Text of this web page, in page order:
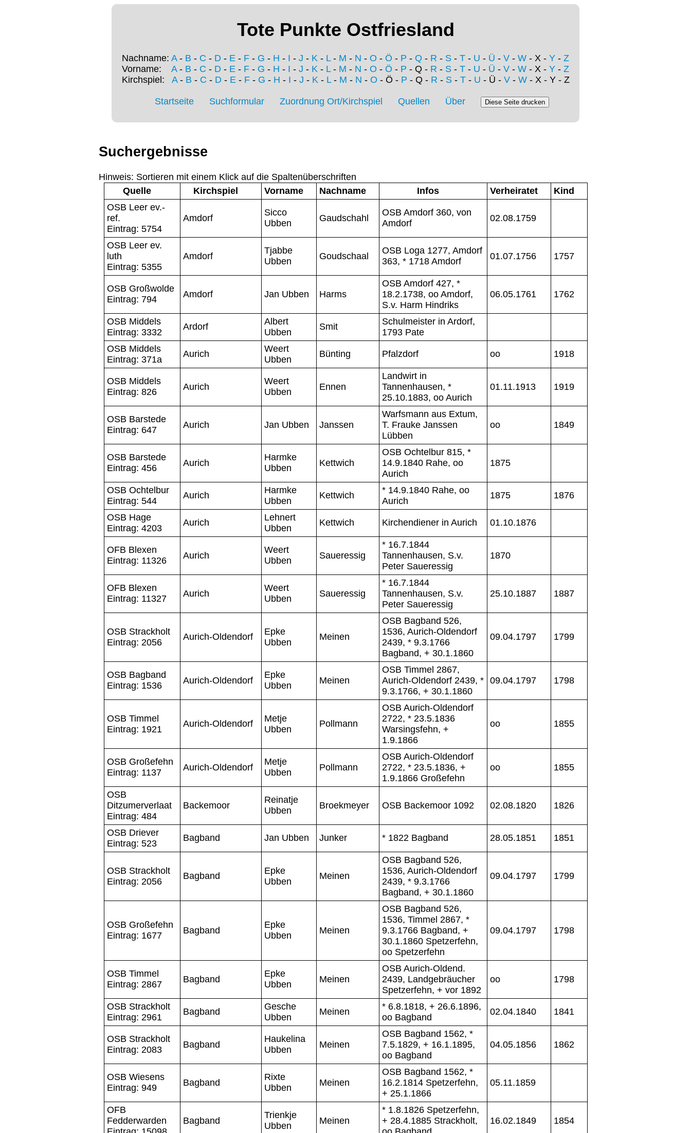
Tote Punkte Ostfriesland
Nachname: A- B - C - D - E - F - G - H - I - J - K - L- M - N - O - Ö - P - Q - R - S - T - U - Ü - V - W - X - Y - Z
Vorname: A- B - C - D - E - F - G - H - I - J - K - L- M - N - O - Ö - P - Q - R - S - T - U - Ü - V - W - X - Y - Z
Kirchspiel: A- B - C - D- E- F- G - H - I - J - K- L- M - N - O - Ö - P - Q - R - S- T- U - Ü - V- W- X - Y - Z
Startseite Suchformular Zuordnung Ort/Kirchspiel Quellen Über
Suchergebnisse
Hinweis: Sortieren mit einem Klick auf die Spaltenüberschriften
Quelle
Kirchspiel Vorname Nachname Infos Verheiratet
Kind
OSB Leer ev.-
ref.
Eintrag: 5754
Amdorf
Sicco
Ubben
Gaudschahl
OSB Amdorf 360, von
Amdorf
02.08.1759
OSB Leer ev.
luth
Eintrag: 5355
Amdorf
Tjabbe
Ubben
Goudschaal
OSB Loga 1277, Amdorf
363, * 1718 Amdorf
01.07.1756 1757
OSB Großwolde
Eintrag: 794
Amdorf Jan Ubben Harms
OSB Amdorf 427, *
18.2.1738, oo Amdorf,
S.v. Harm Hindriks
06.05.1761 1762
OSB Middels
Eintrag: 3332
Ardorf
Albert
Ubben
Smit
Schulmeister in Ardorf,
1793 Pate
OSB Middels
Eintrag: 371a
Aurich
Weert
Ubben
Bünting Pfalzdorf oo 1918
OSB Middels
Eintrag: 826
Aurich
Weert
Ubben
Ennen
Landwirt in
Tannenhausen, *
25.10.1883, oo Aurich
01.11.1913 1919
OSB Barstede
Eintrag: 647
Aurich Jan Ubben Janssen
Warfsmann aus Extum,
T. Frauke Janssen
Lübben
oo 1849
OSB Barstede
Eintrag: 456
Aurich
Harmke
Ubben
Kettwich
OSB Ochtelbur 815, *
14.9.1840 Rahe, oo
Aurich
1875
OSB Ochtelbur
Eintrag: 544
Aurich
Harmke
Ubben
Kettwich
* 14.9.1840 Rahe, oo
Aurich
1875 1876
OSB Hage
Eintrag: 4203
Aurich
Lehnert
Ubben
Kettwich Kirchendiener in Aurich 01.10.1876
OFB Blexen
Eintrag: 11326
Aurich
Weert
Ubben
Saueressig
* 16.7.1844
Tannenhausen, S.v.
Peter Saueressig
1870
OFB Blexen
Eintrag: 11327
Aurich
Weert
Ubben
Saueressig
* 16.7.1844
Tannenhausen, S.v.
Peter Saueressig
25.10.1887 1887
OSB Strackholt
Eintrag: 2056
Aurich-Oldendorf
Epke
Ubben
Meinen
OSB Bagband 526,
1536, Aurich-Oldendorf
2439, * 9.3.1766
Bagband, + 30.1.1860
09.04.1797 1799
OSB Bagband
Eintrag: 1536
Aurich-Oldendorf
Epke
Ubben
Meinen
OSB Timmel 2867,
Aurich-Oldendorf 2439, *
9.3.1766, + 30.1.1860
09.04.1797 1798
OSB Timmel
Eintrag: 1921
Aurich-Oldendorf
Metje
Ubben
Pollmann
OSB Aurich-Oldendorf
2722, * 23.5.1836
Warsingsfehn, +
1.9.1866
oo 1855
OSB Großefehn
Eintrag: 1137
Aurich-Oldendorf
Metje
Ubben
Pollmann
OSB Aurich-Oldendorf
2722, * 23.5.1836, +
1.9.1866 Großefehn
oo 1855
OSB
Ditzumerverlaat
Eintrag: 484
Backemoor
Reinatje
Ubben
Broekmeyer OSB Backemoor 1092 02.08.1820 1826
OSB Driever
Eintrag: 523
Bagband Jan Ubben Junker * 1822 Bagband 28.05.1851 1851
OSB Strackholt
Eintrag: 2056
Bagband
Epke
Ubben
Meinen
OSB Bagband 526,
1536, Aurich-Oldendorf
2439, * 9.3.1766
Bagband, + 30.1.1860
09.04.1797 1799
OSB Großefehn
Eintrag: 1677
Bagband
Epke
Ubben
Meinen
OSB Bagband 526,
1536, Timmel 2867, *
9.3.1766 Bagband, +
30.1.1860 Spetzerfehn,
oo Spetzerfehn
09.04.1797 1798
OSB Timmel
Eintrag: 2867
Bagband
Epke
Ubben
Meinen
OSB Aurich-Oldend.
2439, Landgebräucher
Spetzerfehn, + vor 1892
oo 1798
OSB Strackholt
Eintrag: 2961
Bagband
Gesche
Ubben
Meinen
* 6.8.1818, + 26.6.1896,
oo Bagband
02.04.1840 1841
OSB Strackholt
Eintrag: 2083
Bagband
Haukelina
Ubben
Meinen
OSB Bagband 1562, *
7.5.1829, + 16.1.1895,
oo Bagband
04.05.1856 1862
OSB Wiesens
Eintrag: 949
Bagband
Rixte
Ubben
Meinen
OSB Bagband 1562, *
16.2.1814 Spetzerfehn,
+ 25.1.1866
05.11.1859
OFB
Fedderwarden
Bagband
Trienkje
Ubben
Meinen
* 1.8.1826 Spetzerfehn,
+ 28.4.1885 Strackholt,
16.02.1849 1854